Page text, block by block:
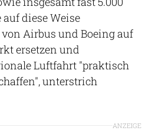
diese Weise
Airbus und Boeing auf
ersetzen und
Luftfahrt "praktisch
unterstrich
ANZEIGE